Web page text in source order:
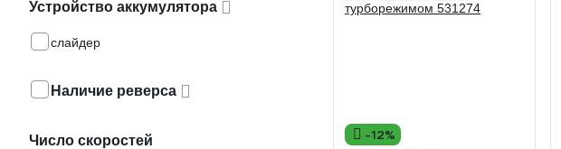
Устройство аккумулятора
слайдер
Наличие реверса
Число скоростей -12%